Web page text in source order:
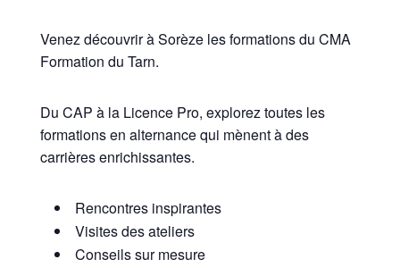
Venez découvrir à Sorèze les formations du CMA
Formation du Tarn.
Du CAP à la Licence Pro, explorez toutes les
formations en alternance qui mènent à des
carrières enrichissantes.
Rencontres inspirantes
Visites des ateliers
Conseils sur mesure